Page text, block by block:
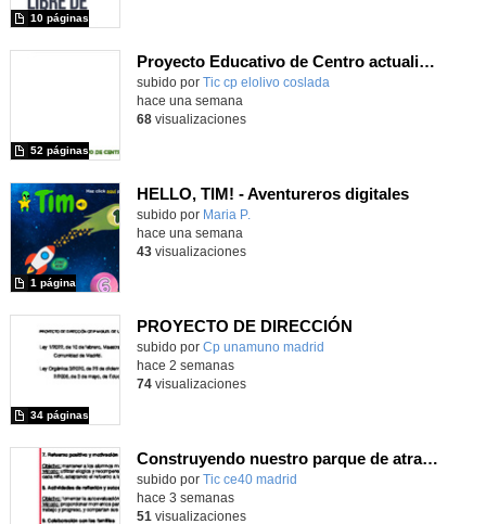
10 páginas
Proyecto Educativo de Centro actualizado 2026
subido por Tic cp elolivo coslada
52 páginas
hace una semana
68visualizaciones
HELLO, TIM! - Aventureros digitales
Contenido educativo.
subido por Maria P.
1 página
hace una semana
43visualizaciones
PROYECTO DE DIRECCIÓN
Contenido educativo.
subido por Cp unamuno madrid
34 páginas
hace 2 semanas
74visualizaciones
Construyendo nuestro parque de atracciones
subido por Tic ce40 madrid
hace 3 semanas
51 visualizaciones